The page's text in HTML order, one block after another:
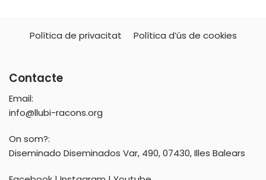
Política de privacitat Política d’ús de cookies
Contacte
Email:
info@llubi-racons.org
On som?:
Diseminado Diseminados Var, 490, 07430, Illes Balears